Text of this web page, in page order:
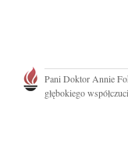
Pani Doktor Annie
głębokiego